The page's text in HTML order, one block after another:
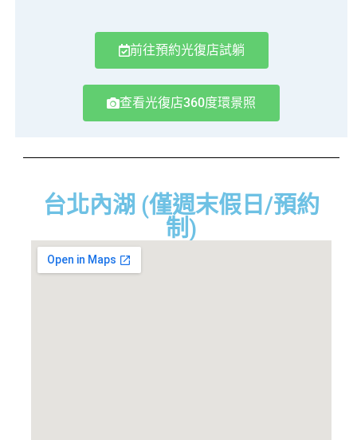
前往預約光復店試躺
查看光復店360度環景照
台北內湖 (僅週末假日/預約
制)